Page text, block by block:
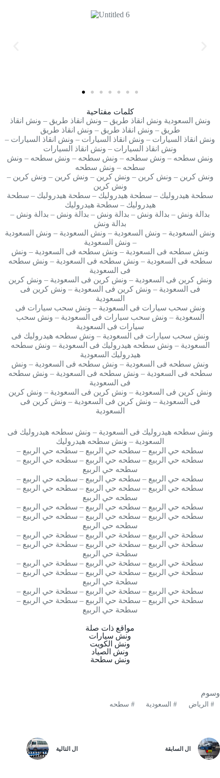
كلمات مفتاحية
ونش السعودية ونش انقاذ طريق – ونش انقاذ طريق – ونش انقاذ
طريق – ونش انقاذ طريق – ونش انقاذ طريق
ونش انقاذ السيارات – ونش انقاذ السيارات – ونش انقاذ السيارات –
ونش انقاذ السيارات – ونش انقاذ السيارات
ونش سطحه – ونش سطحه – ونش سطحه – ونش سطحه – ونش
سطحه – ونش سطحه
ونش كرين – ونش كرين – ونش كرين – ونش كرين – ونش كرين –
ونش كرين
سطحة هيدروليك – سطحة هيدروليك – سطحة هيدروليك – سطحة
هيدروليك – سطحة هيدروليك
بدالة ونش – بدالة ونش – بدالة ونش – بدالة ونش – بدالة ونش –
بدالة ونش
ونش السعودية – ونش السعودية – ونش السعودية – ونش السعودية
– ونش السعودية
ونش سطحه فى السعودية – ونش سطحه فى السعودية – ونش
سطحه فى السعودية – ونش سطحه فى السعودية – ونش سطحه
فى السعودية
ونش كرين فى السعودية – ونش كرين فى السعودية – ونش كرين
فى السعودية – ونش كرين فى السعودية – ونش كرين فى
السعودية
ونش سحب سيارات فى السعودية – ونش سحب سيارات فى
السعودية – ونش سحب سيارات فى السعودية – ونش سحب
سيارات فى السعودية
ونش سحب سيارات فى السعودية – ونش سطحه هيدروليك فى
السعودية – ونش سطحه هيدروليك فى السعودية – ونش سطحه
هيدروليك السعودية
ونش سطحه فى السعودية – ونش سطحه فى السعودية – ونش
سطحه فى السعودية – ونش سطحه فى السعودية – ونش سطحه
فى السعودية
ونش كرين فى السعودية – ونش كرين فى السعودية – ونش كرين
فى السعودية – ونش كرين فى السعودية – ونش كرين فى
السعودية
ونش سطحه هيدروليك فى السعودية – ونش سطحه هيدروليك فى
السعودية – ونش سطحه هيدروليك
سطحه حي الربيع – سطحه حي الربيع – سطحه حي الربيع –
سطحه حي الربيع – سطحه حي الربيع – سطحه حي الربيع –
سطحه حي الربيع
سطحه حي الربيع – سطحه حي الربيع – سطحه حي الربيع –
سطحه حي الربيع – سطحه حي الربيع – سطحه حي الربيع –
سطحه حي الربيع
سطحه حي الربيع – سطحه حي الربيع – سطحه حي الربيع –
سطحه حي الربيع – سطحه حي الربيع – سطحه حي الربيع –
سطحه حي الربيع
سطحة حي الربيع – سطحة حي الربيع – سطحة حي الربيع –
سطحة حي الربيع – سطحة حي الربيع – سطحة حي الربيع –
سطحة حي الربيع
سطحة حي الربيع – سطحة حي الربيع – سطحة حي الربيع –
سطحة حي الربيع – سطحة حي الربيع – سطحة حي الربيع –
سطحة حي الربيع
سطحة حي الربيع – سطحة حي الربيع – سطحة حي الربيع –
سطحة حي الربيع – سطحة حي الربيع – سطحة حي الربيع –
سطحة حي الربيع
مواقع ذات صلة
ونش سيارات
ونش الكويت
ونش الصياد
ونش سطحة
وسوم
#الرياض #السعودية # سطحه
ال السابقة ال التالية